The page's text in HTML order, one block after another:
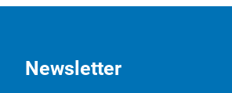
Newsletter